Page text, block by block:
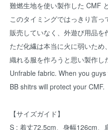
難燃生地を使い製作した CMF
このタイミングではっきり言
販売していなく、外遊び用品を
ただ化繊は本当に火に弱いた
織れる服を作ろうと思い製作し
Unfrable fabric. When you
BB shitrs will protect your CMF.
【サイズガイド】
S : 着丈72.5cm、身幅126cm、